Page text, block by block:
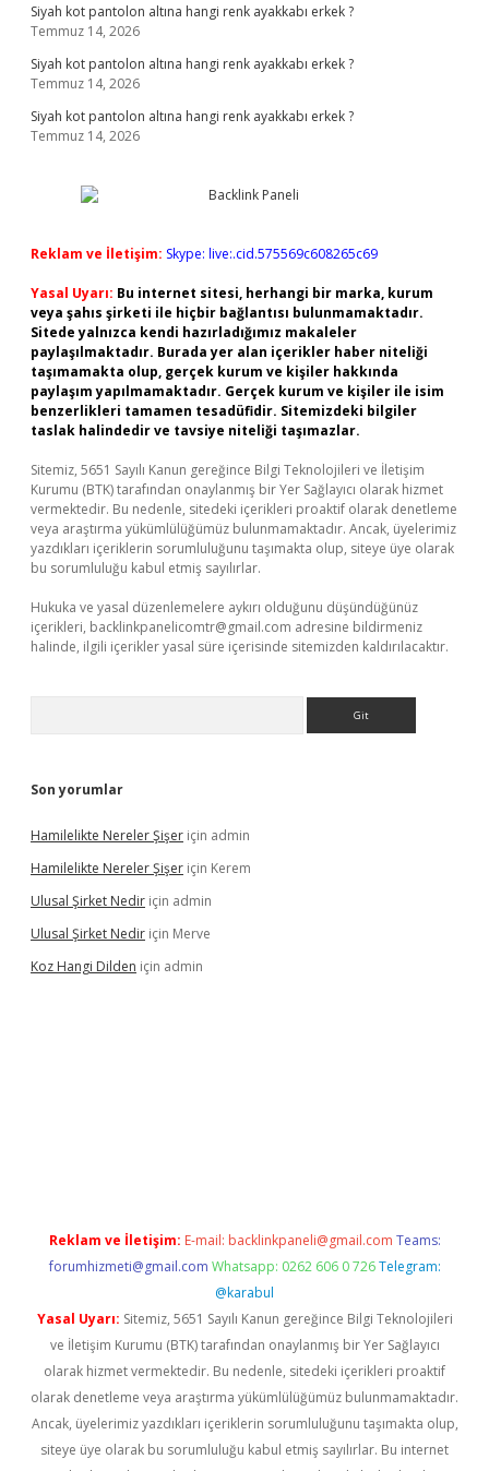
Siyah kot pantolon altına hangi renk ayakkabı erkek ?
Temmuz 14, 2026
Siyah kot pantolon altına hangi renk ayakkabı erkek ?
Temmuz 14, 2026
Siyah kot pantolon altına hangi renk ayakkabı erkek ?
Temmuz 14, 2026
Reklam ve İletişim: Skype: live:.cid.575569c608265c69
Yasal Uyarı: Bu internet sitesi, herhangi bir marka, kurum
veya şahıs şirketi ile hiçbir bağlantısı bulunmamaktadır.
Sitede yalnızca kendi hazırladığımız makaleler
paylaşılmaktadır. Burada yer alan içerikler haber niteliği
taşımamakta olup, gerçek kurum ve kişiler hakkında
paylaşım yapılmamaktadır. Gerçek kurum ve kişiler ile isim
benzerlikleri tamamen tesadüfidir. Sitemizdeki bilgiler
taslak halindedir ve tavsiye niteliği taşımazlar.
Sitemiz, 5651 Sayılı Kanun gereğince Bilgi Teknolojileri ve İletişim
Kurumu (BTK) tarafından onaylanmış bir Yer Sağlayıcı olarak hizmet
vermektedir. Bu nedenle, sitedeki içerikleri proaktif olarak denetleme
veya araştırma yükümlülüğümüz bulunmamaktadır. Ancak, üyelerimiz
yazdıkları içeriklerin sorumluluğunu taşımakta olup, siteye üye olarak
bu sorumluluğu kabul etmiş sayılırlar.
Hukuka ve yasal düzenlemelere aykırı olduğunu düşündüğünüz
içerikleri, backlinkpanelicomtr@gmail.com adresine bildirmeniz
halinde, ilgili içerikler yasal süre içerisinde sitemizden kaldırılacaktır.
Son yorumlar
Hamilelikte Nereler Şişer için admin
Hamilelikte Nereler Şişer için Kerem
Ulusal Şirket Nedir için admin
Ulusal Şirket Nedir için Merve
Koz Hangi Dilden için admin
Reklam ve İletişim: E-mail: backlinkpaneli@gmail.com Teams:
forumhizmeti@gmail.com Whatsapp: 0262 606 0 726 Telegram:
@karabul
Yasal Uyarı: Sitemiz, 5651 Sayılı Kanun gereğince Bilgi Teknolojileri
ve İletişim Kurumu (BTK) tarafından onaylanmış bir Yer Sağlayıcı
olarak hizmet vermektedir. Bu nedenle, sitedeki içerikleri proaktif
olarak denetleme veya araştırma yükümlülüğümüz bulunmamaktadır.
Ancak, üyelerimiz yazdıkları içeriklerin sorumluluğunu taşımakta olup,
siteye üye olarak bu sorumluluğu kabul etmiş sayılırlar. Bu internet